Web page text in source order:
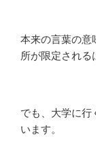
本来の言葉の意
所が限定される
でも、大学に行
います。